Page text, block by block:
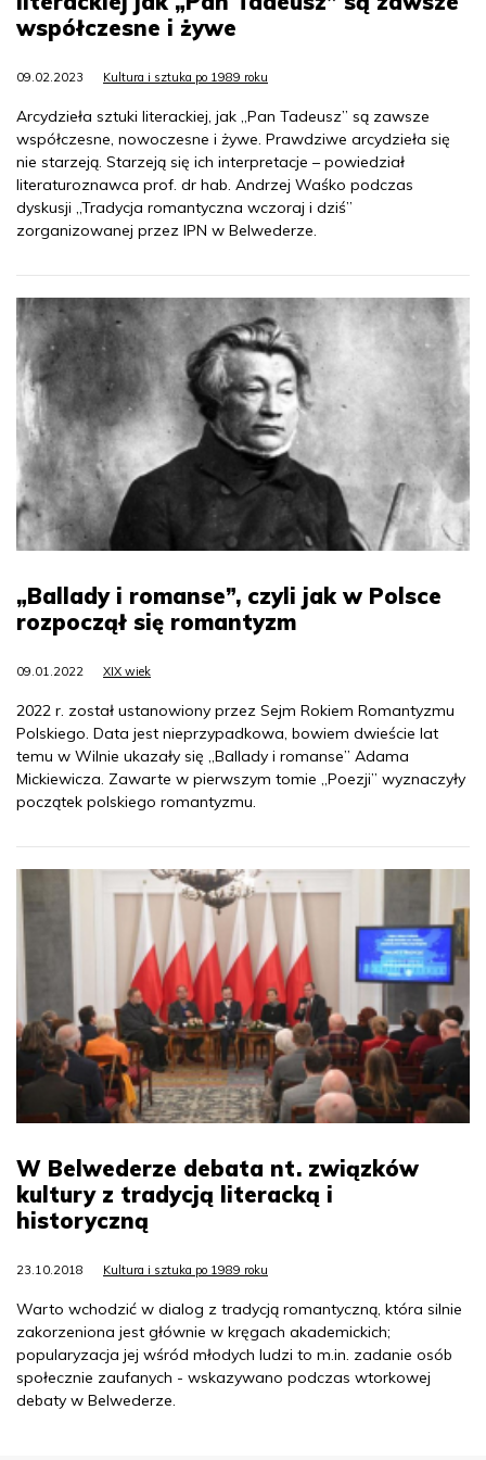
współczesne i żywe
09.02.2023 Kultura i sztuka po 1989 roku
Arcydzieła sztuki literackiej, jak „Pan Tadeusz” są zawsze
współczesne, nowoczesne i żywe. Prawdziwe arcydzieła się
nie starzeją. Starzeją się ich interpretacje – powiedział
literaturoznawca prof. dr hab. Andrzej Waśko podczas
dyskusji „Tradycja romantyczna wczoraj i dziś”
zorganizowanej przez IPN w Belwederze.
„Ballady i romanse”, czyli jak w Polsce
rozpoczął się romantyzm
09.01.2022 XIX wiek
2022 r. został ustanowiony przez Sejm Rokiem Romantyzmu
Polskiego. Data jest nieprzypadkowa, bowiem dwieście lat
temu w Wilnie ukazały się „Ballady i romanse” Adama
Mickiewicza. Zawarte w pierwszym tomie „Poezji” wyznaczyły
początek polskiego romantyzmu.
W Belwederze debata nt. związków
kultury z tradycją literacką i
historyczną
23.10.2018 Kultura i sztuka po 1989 roku
Warto wchodzić w dialog z tradycją romantyczną, która silnie
zakorzeniona jest głównie w kręgach akademickich;
popularyzacja jej wśród młodych ludzi to m.in. zadanie osób
społecznie zaufanych - wskazywano podczas wtorkowej
debaty w Belwederze.